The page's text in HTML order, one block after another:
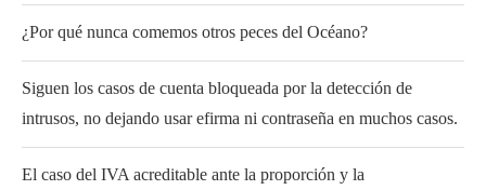
¿Por qué nunca comemos otros peces del Océano?
Siguen los casos de cuenta bloqueada por la detección de
intrusos, no dejando usar efirma ni contraseña en muchos casos.
El caso del IVA acreditable ante la proporción y la